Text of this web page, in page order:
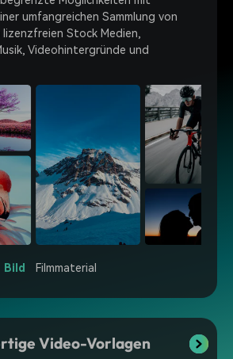
umfangreichen Sammlung von
Stock Medien,
Videohintergründe und
Bild Filmmaterial
Video-Vorlagen